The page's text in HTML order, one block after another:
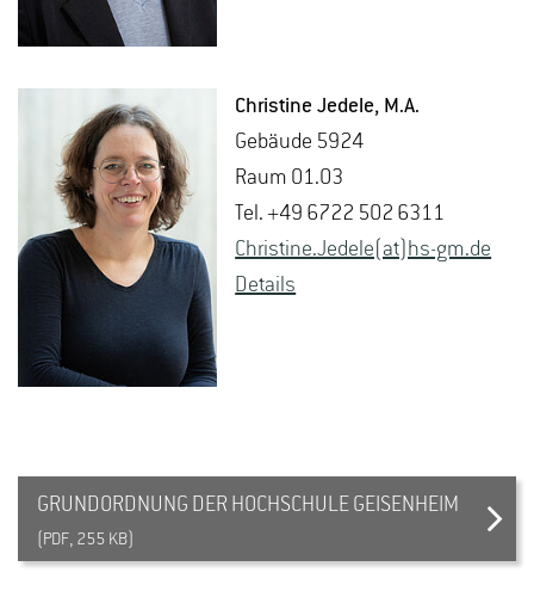
Chris­ti­ne Je­de­le, M.A.
Ge­bäu­de 5924
Raum 01.03
Tel. +49 6722 502 6311
Chris­ti­ne.Je­de­le(at)hs-​gm.​de
De­tails
GRUNDORDNUNG DER HOCHSCHULE GEISENHEIM
(PDF, 255 KB)